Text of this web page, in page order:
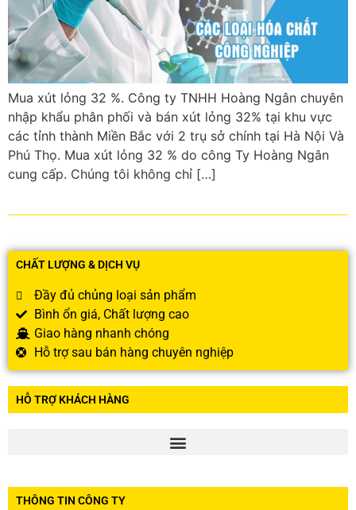
Mua xút lỏng 32 %. Công ty TNHH Hoàng Ngân chuyên
nhập khẩu phân phối và bán xút lỏng 32% tại khu vực
các tỉnh thành Miền Bắc với 2 trụ sở chính tại Hà Nội Và
Phú Thọ. Mua xút lỏng 32 % do công Ty Hoàng Ngân
cung cấp. Chúng tôi không chỉ […]
CHẤT LƯỢNG & DỊCH VỤ
Đầy đủ chủng loại sản phẩm
Bình ổn giá, Chất lượng cao
Giao hàng nhanh chóng
Hỗ trợ sau bán hàng chuyên nghiệp
HỖ TRỢ KHÁCH HÀNG
THÔNG TIN CÔNG TY